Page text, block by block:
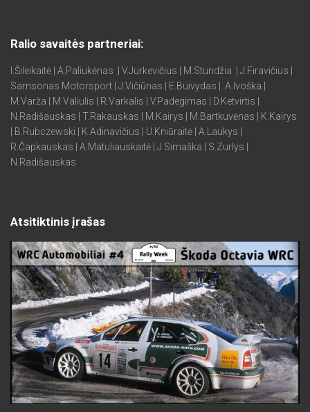
Ralio savaitės partneriai:
I.Šileikaitė | A.Paliukėnas | V.Jurkevičius | M.Stundžia | J.Firavičius |
Samsonas Motorsport | J.Vičiūnas | E.Buivydas | A.Ivoška |
M.Varža | M.Valiulis | R.Varkalis | V.Padegimas | D.Ketvirtis |
N.Radišauskas | T.Rakauskas | M.Kairys | M.Bartkuvėnas | K.Kairys
| B.Rubczewski | K.Adinavičius | U.Kniūraitė | A.Laukys |
R.Čapkauskas | A.Matuliauskaitė | J.Simaška | S.Zurlys |
N.Radišauskas
Atsitiktinis įrašas